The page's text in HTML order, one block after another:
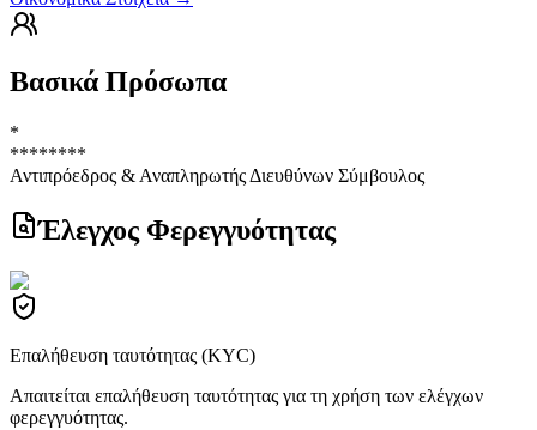
Βασικά Πρόσωπα
*
********
Αντιπρόεδρος & Αναπληρωτής Διευθύνων Σύμβουλος
Έλεγχος Φερεγγυότητας
Επαλήθευση ταυτότητας (KYC)
Απαιτείται επαλήθευση ταυτότητας για τη χρήση των ελέγχων
φερεγγυότητας.